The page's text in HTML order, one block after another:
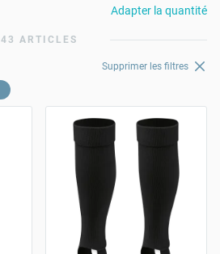
Adapter la quantité
43 ARTICLES
Supprimer les filtres